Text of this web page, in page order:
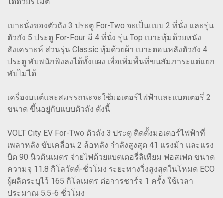
เบาะนั่งของตัวถัง 3 ประตู For-Two จะเป็นแบบ 2 ที่นั่ง และรุ่น
ตัวถัง 5 ประตู For-Four มี 4 ที่นั่ง รุ่น Top เบาะหุ้มด้วยหนัง
สังเคราะห์ ส่วนรุ่น Classic หุ้มด้วยผ้า เบาะตอนหลังตัวถัง 4
ประตู พับพนักพิงลงได้ทั้งแผง เพื่อเพิ่มพื้นที่ขนสัมภาระแต่แยก
พับไม่ได้
เครื่องยนต์และสมรรถนะจะใช้มอเตอร์ไฟฟ้าและแบตเตอรี่ 2
ขนาด ขึ้นอยู่กับแบบตัวถัง ดังนี้
VOLT City EV For-Two ตัวถัง 3 ประตู ติดตั้งมอเตอร์ไฟฟ้าที่
เพลาหลัง ขับเคลื่อน 2 ล้อหลัง กำลังสูงสุด 41 แรงม้า และแรง
บิด 90 นิวตันเมตร จ่ายไฟด้วยแบตเตอรี่ลิเทียม ฟอสเฟต ขนาด
ความจุ 11.8 กิโลวัตต์-ชั่วโมง ระยะทางวิ่งสูงสุดในโหมด ECO
ผู้ผลิตระบุไว้ 165 กิโลเมตร ต่อการชาร์จ 1 ครั้ง ใช้เวลา
ประมาณ 5.5-6 ชั่วโมง